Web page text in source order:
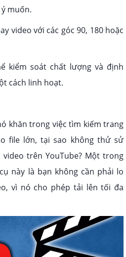
muốn.
video với các góc 90, 180 hoặc
kiểm soát chất lượng và định
cách linh hoạt.
khăn trong việc tìm kiếm trang
file lớn, tại sao không thử sử
trên YouTube? Một trong
này là bạn không cần phải lo
vì nó cho phép tải lên tối đa